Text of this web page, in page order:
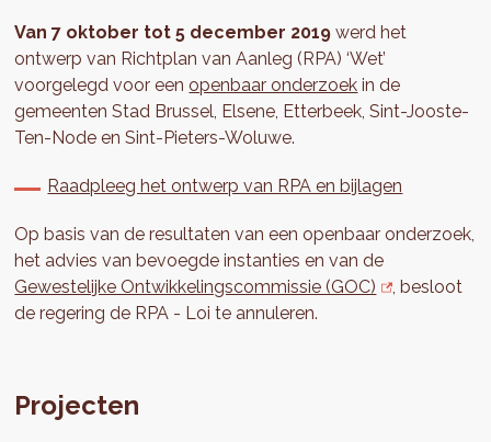
Van 7 oktober tot 5 december 2019 werd het
ontwerp van Richtplan van Aanleg (RPA) ‘Wet’
voorgelegd voor eenopenbaar onderzoek in de
gemeenten Stad Brussel, Elsene, Etterbeek, Sint-Jooste-
Ten-Node en Sint-Pieters-Woluwe.
Raadpleeg het ontwerp van RPA en bijlagen
Op basis van de resultaten van een openbaar onderzoek,
het advies van bevoegde instanties en van de
Gewestelijke Ontwikkelingscommissie (GOC)
, besloot
de regering de RPA - Loi te annuleren.
Projecten